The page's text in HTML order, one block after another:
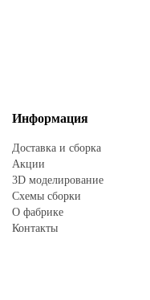
Информация
Доставка и сборка
Акции
3D моделирование
Схемы сборки
О фабрике
Контакты